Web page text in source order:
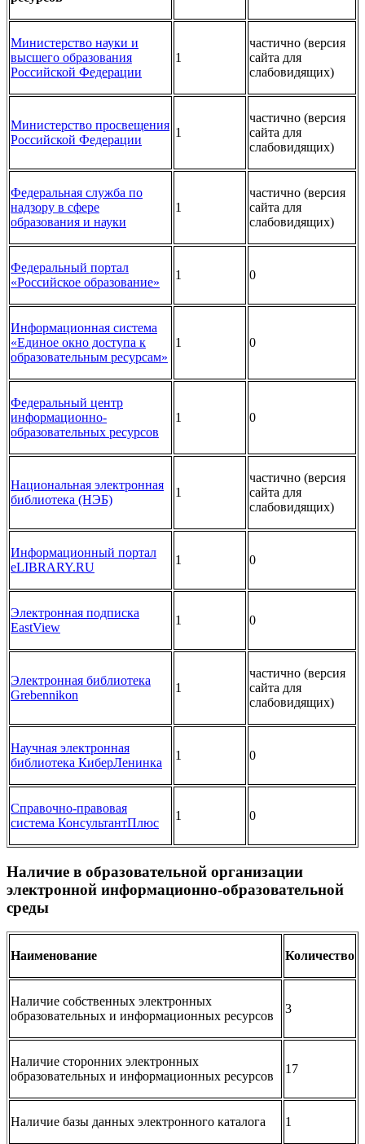
Министерство науки и
высшего образования
Российской Федерации
1
частично (версия
сайта для
слабовидящих)
Министерство просвещения
Российской Федерации
1
частично (версия
сайта для
слабовидящих)
Федеральная служба по
надзору в сфере
образования и науки
1
частично (версия
сайта для
слабовидящих)
Федеральный портал
«Российское образование»
1 0
Информационная система
«Единое окно доступа к
образовательным ресурсам»
1 0
Федеральный центр
информационно-
образовательных ресурсов
1 0
Национальная электронная
библиотека (НЭБ)
1
частично (версия
сайта для
слабовидящих)
Информационный портал
eLIBRARY.RU
1 0
Электронная подписка
EastView
1 0
Электронная библиотека
Grebennikon
1
частично (версия
сайта для
слабовидящих)
Научная электронная
библиотека КиберЛенинка
1 0
Справочно-правовая
система КонсультантПлюс
1 0
Наличие в образовательной организации
электронной информационно-образовательной
среды
Наименование Количество
Наличие собственных электронных
образовательных и информационных ресурсов
3
Наличие сторонних электронных
образовательных и информационных ресурсов
17
Наличие базы данных электронного каталога 1